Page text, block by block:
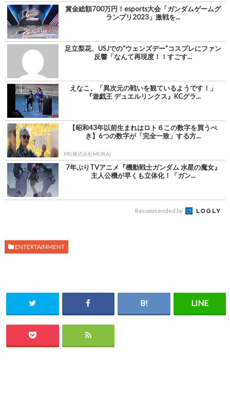
賞金総額700万円！esports大会「ガンダムゲームグ
ランプリ2023」激戦を...
足立梨花、USJでの“ウェンズデー”コスプレにファン
反響「なんて再現度！！すごす...
えなこ、「異次元の戦いを観ているようです！」
『遊戯王 デュエルリンクス』KCグラ...
【昭和43年以前生まれはロト６この数字を買うべ
き】6つの数字が「完全一致」する方...
PR(株式会社MURA)
7年ぶりTVアニメ『機動戦士ガンダム 水星の魔女』
主人公機が早くも立体化！「ガン...
Recommended by
ENTERTAINMENT